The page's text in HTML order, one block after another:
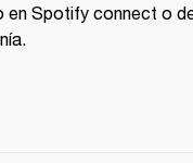
en Spotify connect o